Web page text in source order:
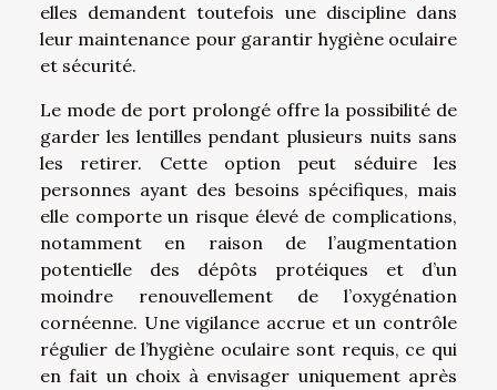
elles demandent toutefois une discipline dans
leur maintenance pour garantir hygiène oculaire
et sécurité.
Le mode de port prolongé offre la possibilité de
garder les lentilles pendant plusieurs nuits sans
les retirer. Cette option peut séduire les
personnes ayant des besoins spécifiques, mais
elle comporte un risque élevé de complications,
notamment en raison de l’augmentation
potentielle des dépôts protéiques et d’un
moindre renouvellement de l’oxygénation
cornéenne. Une vigilance accrue et un contrôle
régulier de l’hygiène oculaire sont requis, ce qui
en fait un choix à envisager uniquement après